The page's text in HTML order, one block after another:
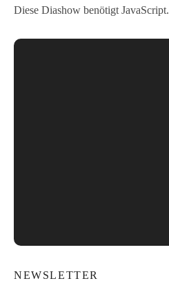
Diese Diashow benötigt JavaScript.
NEWSLETTER